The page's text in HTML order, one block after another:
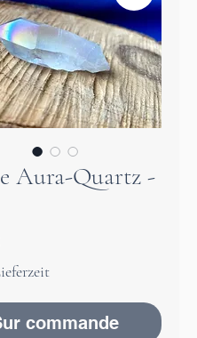
Aura-Quartz -
commande